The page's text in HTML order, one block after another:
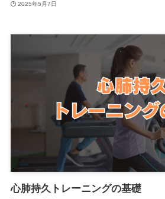
2025年5月7日
心肺持久トレーニングの基礎